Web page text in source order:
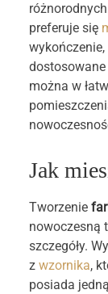
preferuje się
wykończenie,
można w
Jak
Tworzenie
nowoczesną
szczegóły.
z wzornika,
posiada